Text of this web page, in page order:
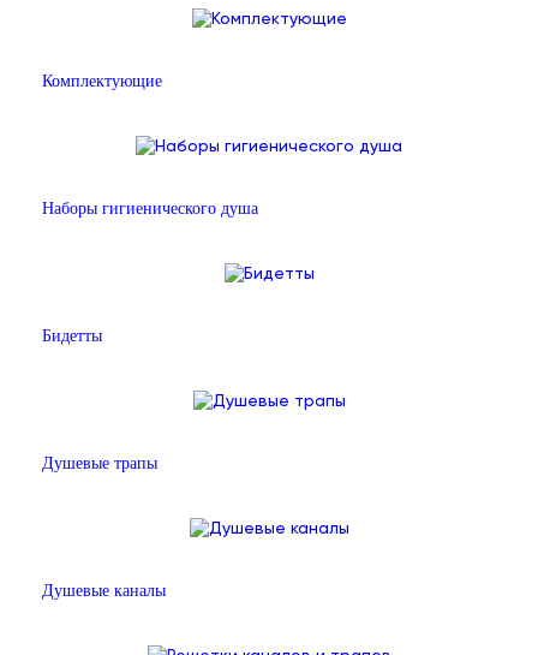
Комплектующие
Наборы гигиенического душа
Бидетты
Душевые трапы
Душевые каналы